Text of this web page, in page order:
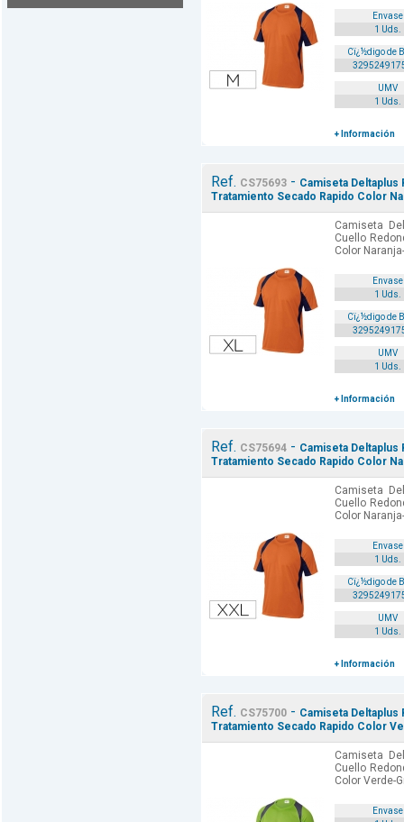
Envase
1 Uds.
Cï¿½digo de
UMV
1 Uds.
+ Información
Ref. CS75693- Camiseta
Tratamiento Secado Rapido Color
Camiseta
Cuello
Color
Envase
1 Uds.
Cï¿½digo de
UMV
1 Uds.
+ Información
Ref. CS75694- Camiseta
Tratamiento Secado Rapido Color
Camiseta
Cuello
Color
Envase
1 Uds.
Cï¿½digo de
UMV
1 Uds.
+ Información
Ref. CS75700- Camiseta
Tratamiento Secado Rapido Color
Camiseta
Cuello
Color Verde-
Envase